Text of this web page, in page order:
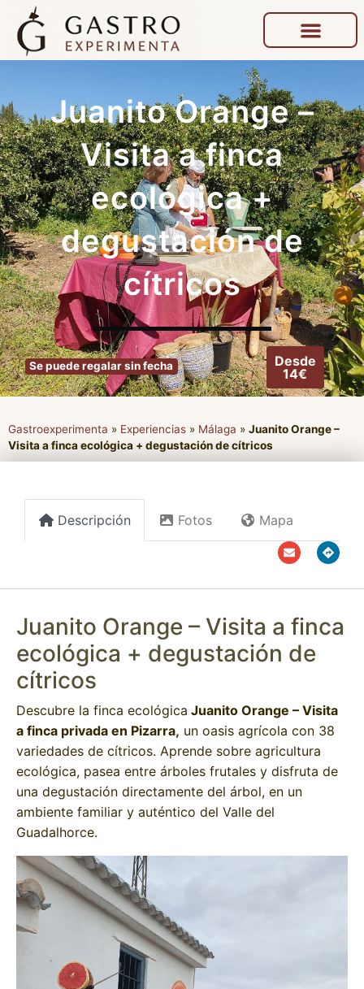
Juanito Orange –
Visita a finca
ecológica +
degustación de
cítricos
Se puede regalar sin fecha
Desde
14€
Gastroexperimenta » Experiencias » Málaga » Juanito Orange –
Visita a finca ecológica + degustación de cítricos
Descripción Fotos Mapa
Juanito Orange – Visita a finca
ecológica + degustación de
cítricos
Descubre la finca ecológica Juanito Orange – Visita
a finca privada en Pizarra, un oasis agrícola con 38
variedades de cítricos. Aprende sobre agricultura
ecológica, pasea entre árboles frutales y disfruta de
una degustación directamente del árbol, en un
ambiente familiar y auténtico del Valle del
Guadalhorce.